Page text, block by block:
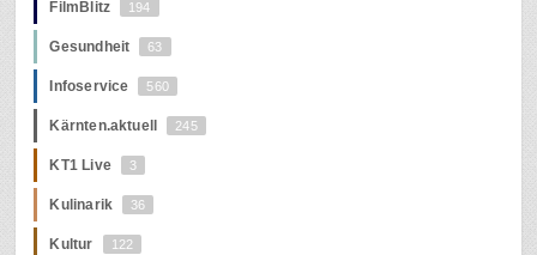
FilmBlitz 194
Gesundheit 63
Infoservice 560
Kärnten.aktuell 245
KT1 Live 3
Kulinarik 36
Kultur 122